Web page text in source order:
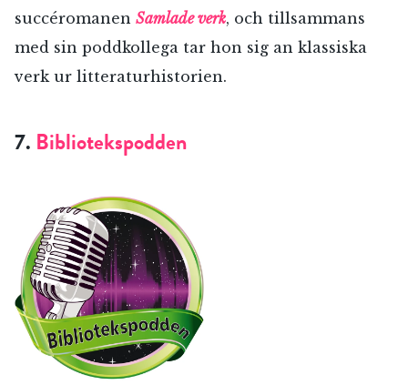
E-post*
succéromanen Samlade verk, och tillsammans
med sin poddkollega tar hon sig an klassiska
verk ur litteraturhistorien.
7. Bibliotekspodden